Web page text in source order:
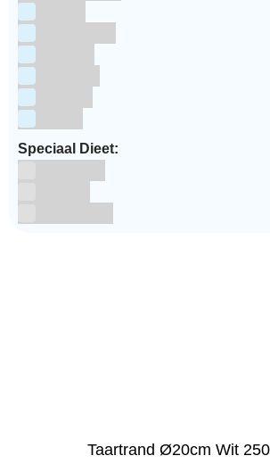
Speciaal Dieet:
Taartrand Ø20cm Wit